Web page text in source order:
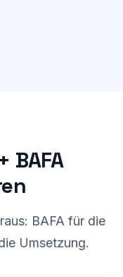
BAFA
BAFA für die
Umsetzung.